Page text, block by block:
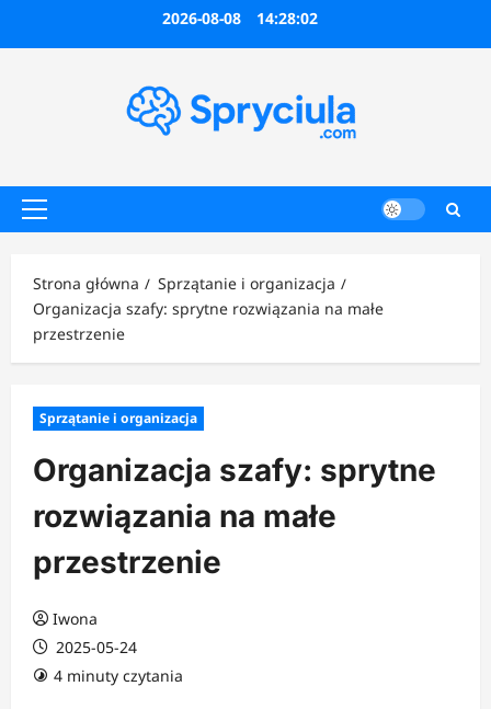
2026-08-08 14:28:03
Menu
Strona główna
Sprzątanie i organizacja
Organizacja szafy: sprytne rozwiązania na małe
przestrzenie
Sprzątanie i organizacja
Organizacja szafy: sprytne
rozwiązania na małe
przestrzenie
Iwona
2025-05-24
4 minuty czytania